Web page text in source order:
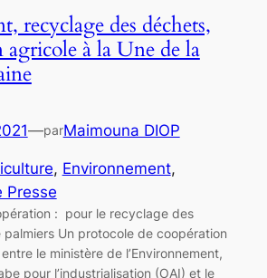
recyclage des déchets,
agricole à la Une de la
—parMaimouna DIOP
, Environnement
Presse
: pour le recyclage des
Un protocole de coopération
le ministère de l’Environnement,
pour l’industrialisation (OAI) et le